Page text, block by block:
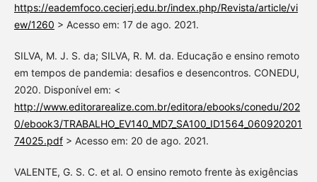
https://eademfoco.cecierj.edu.br/index.php/Revista/article/vi
ew/1260 > Acesso em: 17 de ago. 2021.
SILVA, M. J. S. da; SILVA, R. M. da. Educação e ensino remoto
em tempos de pandemia: desafios e desencontros. CONEDU,
2020. Disponível em: <
http://www.editorarealize.com.br/editora/ebooks/conedu/202
0/ebook3/TRABALHO_EV140_MD7_SA100_ID1564_060920201
74025.pdf> Acesso em: 20 de ago. 2021.
VALENTE, G. S. C. et al. O ensino remoto frente às exigências